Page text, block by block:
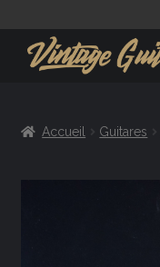
Amplis
Accueil Guitares